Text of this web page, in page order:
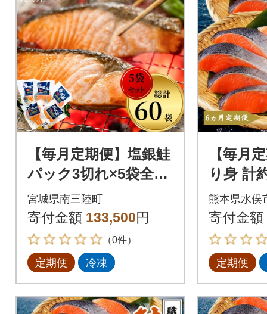
【毎月定期便】塩銀鮭
パック3切れ×5袋全12
回
宮城県南三陸町
寄付金額 133,500円
（0件）
定期便 冷凍
【毎月
り身 計
P【鮭の
6回
熊本県水俣
寄付金額
定期便